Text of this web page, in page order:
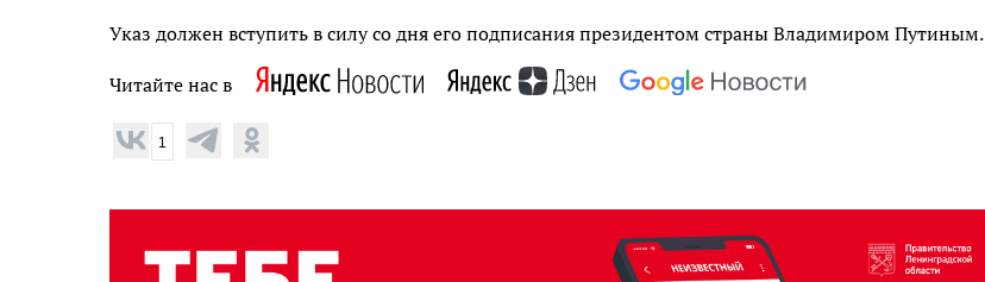
Указ должен вступить в силу со дня его подписания президентом страны Владимиром Путиным.
Читайте нас в
1